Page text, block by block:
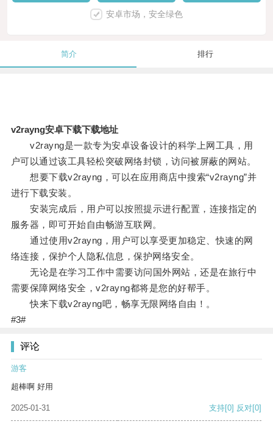
安卓市场，安全绿色
简介 排行
v2rayng安卓下载下载地址
v2rayng是一款专为安卓设备设计的科学上网工具，用
户可以通过该工具轻松突破网络封锁，访问被屏蔽的网站。
想要下载v2rayng，可以在应用商店中搜索“v2rayng”并
进行下载安装。
安装完成后，用户可以按照提示进行配置，连接指定的
服务器，即可开始自由畅游互联网。
通过使用v2rayng，用户可以享受更加稳定、快速的网
络连接，保护个人隐私信息，保护网络安全。
无论是在学习工作中需要访问国外网站，还是在旅行中
需要保障网络安全，v2rayng都将是您的好帮手。
快来下载v2rayng吧，畅享无限网络自由！。
#3#
评论
游客
超棒啊 好用
2025-01-31 支持[0] 反对[0]